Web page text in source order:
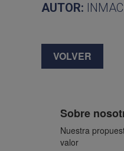
AUTOR:
VOLVER
Sobre
Nuestra
valor